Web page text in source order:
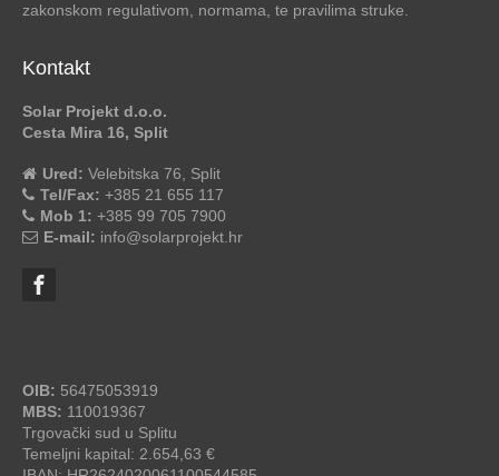
zakonskom regulativom, normama, te pravilima struke.
Kontakt
Solar Projekt d.o.o.
Cesta Mira 16, Split
Ured: Velebitska 76, Split
Tel/Fax: +385 21 655 117
Mob 1: +385 99 705 7900
E-mail: info@solarprojekt.hr
OIB: 56475053919
MBS: 110019367
Trgovački sud u Splitu
Temeljni kapital: 2.654,63 €